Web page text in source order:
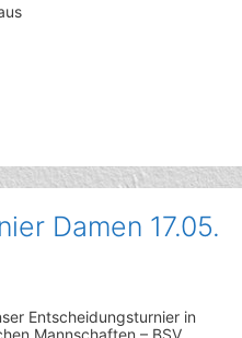
Damen 17.05.
Entscheidungsturnier in
Mannschaften – BSV